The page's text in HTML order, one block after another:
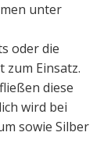
unter
oder die
Einsatz.
diese
wird bei
sowie Silber